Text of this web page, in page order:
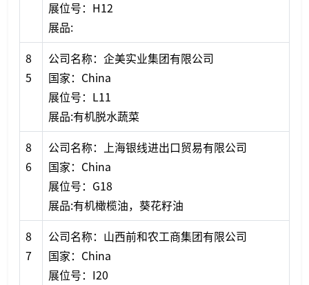
展位号：H12
展品:
8
5
公司名称：企美实业集团有限公司
国家：China
展位号：L11
展品:有机脱水蔬菜
8
6
公司名称：上海银线进出口贸易有限公司
国家：China
展位号：G18
展品:有机橄榄油，葵花籽油
8
7
公司名称：山西前和农工商集团有限公司
国家：China
展位号：I20